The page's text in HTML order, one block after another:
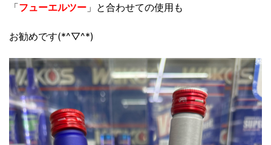
「フューエルツー 」と合わせての使用も
お勧めです(*^▽^*)